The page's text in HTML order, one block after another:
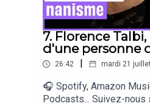
7. Florence
d'une personne
26:42 mardi 21
🎧 Spotify, Amazon
Podcasts... Suivez-